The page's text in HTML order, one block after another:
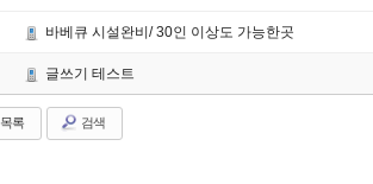
바베큐 시설완비/ 30인 이상도 가능한곳
글쓰기 테스트
목록 검색